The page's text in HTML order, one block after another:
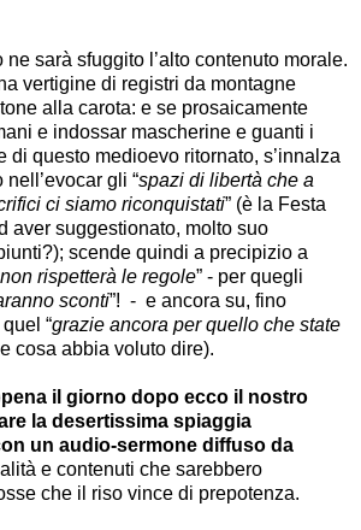
sarà sfuggito l’alto contenuto morale.
vertigine di registri da montagne
alla carota: e se prosaicamente
e indossar mascherine e guanti i
di questo medioevo ritornato, s’innalza
gli “spazi di libertà che a
ci siamo riconquistati” (è la Festa
aver suggestionato, molto suo
scende quindi a precipizio a
rispetterà le regole” - per quegli
sconti”! - e ancora su, fino
“grazie ancora per quello che state
cosa abbia voluto dire).
il giorno dopo ecco il nostro
la desertissima spiaggia
un audio-sermone diffuso da
e contenuti che sarebbero
che il riso vince di prepotenza.